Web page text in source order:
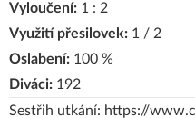
Vyloučení: 1 : 2
Využití přesilovek: 1 / 2
Oslabení: 100 %
Diváci: 192
Sestřih utkání: https://